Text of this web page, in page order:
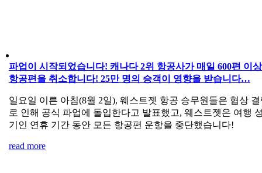
파업이 시작되었습니다! 캐나다 2위 항공사가 매일 600편 이
항공편을 취소합니다! 25만 명의 승객이 영향을 받습니다…
일요일 이른 아침(8월 2일), 웨스트젯 항공 승무원들은 협상
로 인해 공식 파업에 돌입한다고 발표했고, 웨스트젯은 여행
기인 연휴 기간 동안 모든 항공편 운항을 중단했습니다!
read more